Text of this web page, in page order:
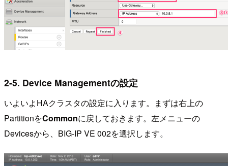
2-5. Device Managementの設定
いよいよHAクラスタの設定に入ります。まずは右上の
PartitionをCommonに戻しておきます。左メニューの
Devicesから、BIG-IP VE 002を選択します。